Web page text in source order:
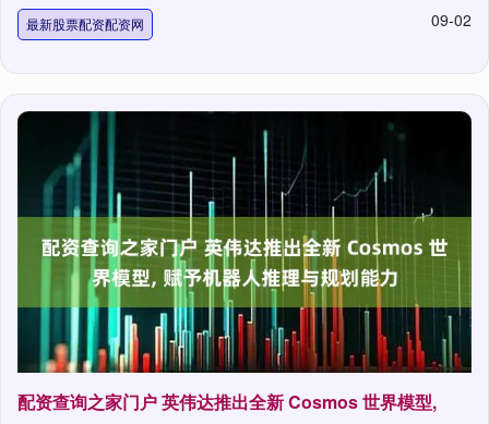
最新股票配资配资网 09-02
配资查询之家门户 英伟达推出全新 Cosmos 世界模型,